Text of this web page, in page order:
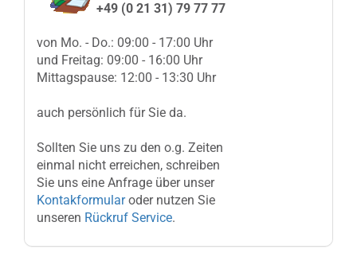
+49 (0 21 31) 79 77 77
von Mo. - Do.: 09:00 - 17:00 Uhr
und Freitag: 09:00 - 16:00 Uhr
Mittagspause: 12:00 - 13:30 Uhr
auch persönlich für Sie da.
Sollten Sie uns zu den o.g. Zeiten
einmal nicht erreichen, schreiben
Sie uns eine Anfrage über unser
Kontakformularoder nutzen Sie
unseren Rückruf Service.